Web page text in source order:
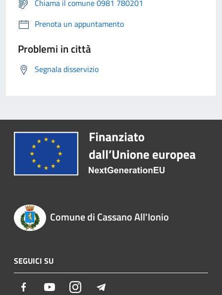
Chiama il comune 0981 780201
Prenota un appuntamento
Problemi in città
Segnala disservizio
Comune di Cassano All'Ionio
SEGUICI SU
Facebook YoutubeInstagram